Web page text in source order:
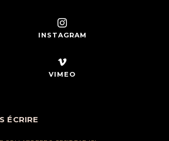
INSTAGRAM
VIMEO
ÉCRIRE